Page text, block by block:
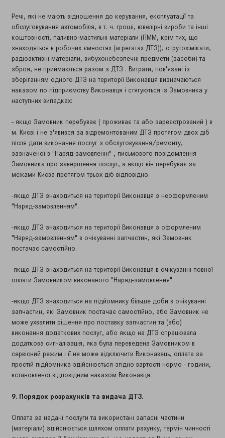
Речі, які не мають відношення до керування, експлуатації та
обслуговування автомобіля, в т. ч. гроші, ювелірні вироби та інші
коштовності, паливно-мастильні матеріали (ПММ, крім тих, що
знаходяться в робочих ємностях (агрегатах ДТЗ)), отрутохімікати,
радіоактивні матеріали, вибухонебезпечні предмети (засоби) та
зброя, не приймаються разом з ДТЗ . Витрати, пов'язані із
зберіганням одного ДТЗ на території Виконавця визначаються
наказом по підприємству Виконавця і стягуються із Замовника у
наступних випадках:
- якщо Замовник перебуває ( проживає та або зареєстрований ) в
м. Києві і не з'явився за відремонтованим ДТЗ протягом двох діб
після дати виконання послуг з обслуговування/ремонту,
зазначеної в "Наряд-замовленні" , письмового повідомлення
Замовника про завершення послуг, а якщо він перебуває за
межами Києва протягом трьох діб відповідно.
-якщо ДТЗ знаходиться на території Виконавця з неоформленим
"Наряд-замовленням".
-якщо ДТЗ знаходиться на території Виконавця з оформленим
"Наряд-замовленням" в очікуванні запчастин, які Замовник
постачає самостійно.
-якщо ДТЗ знаходиться на території Виконавця в очікуванні повної
оплати Замовником виконаного "Наряд-замовлення".
-якщо ДТЗ знаходиться на підйомнику більше доби в очікуванні
запчастин, які Замовник постачає самостійно, або Замовник не
може ухвалити рішення про поставку запчастин та (або)
виконання додаткових послуг, або якщо на ДТЗ спрацювала
додаткова сигналізація, яка була переведена Замовником в
сервісний режим і її не може відключити Виконавець, оплата за
простій підйомника здійснюється згідно вартості нормо - години,
встановленої відповідним наказом Виконавця.
9. Порядок розрахунків та видача ДТЗ.
Оплата за надані послуги та використані запасні частини
(матеріали) здійснюється шляхом оплати рахунку, термін чинності